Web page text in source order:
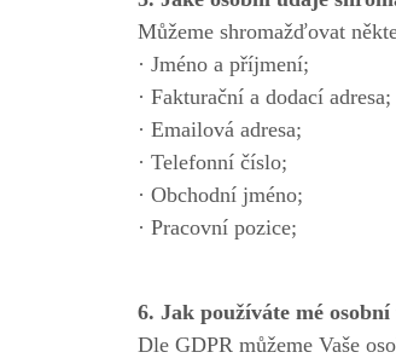
Můžeme shromažďovat
· Jméno a příjmení;
· Fakturační a dodací adresa;
· Emailová adresa;
· Telefonní číslo;
· Obchodní jméno;
· Pracovní pozice;
6. Jak používáte mé osobní
Dle GDPR můžeme Vaše